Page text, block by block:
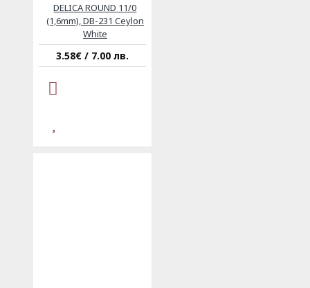
DELICA ROUND 11/0
(1,6mm), DB-231 Ceylon
White
3.58€ / 7.00 лв.